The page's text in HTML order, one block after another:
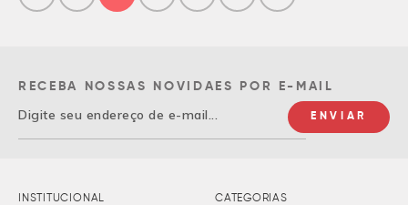
RECEBA NOSSAS NOVIDAES POR E-MAIL
INSTITUCIONAL CATEGORIAS